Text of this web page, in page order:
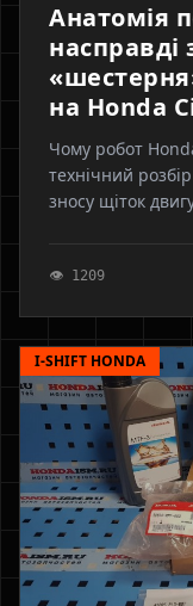
Анатомія
насправді
на Honda
Чому робот
технічний
зносу щіток
оригінальні
👁 1209
I-SHIFT HONDA